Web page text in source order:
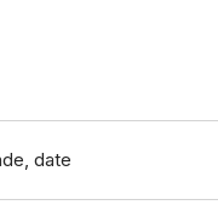
date